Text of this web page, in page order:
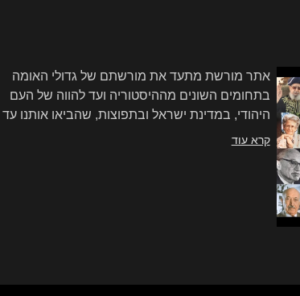
אתר מורשת מתעד את מורשתם של גדולי האומה
בתחומים השונים מההיסטוריה ועד להווה של העם
היהודי, במדינת ישראל ובתפוצות, שהביאו אותנו עד
קרא עוד